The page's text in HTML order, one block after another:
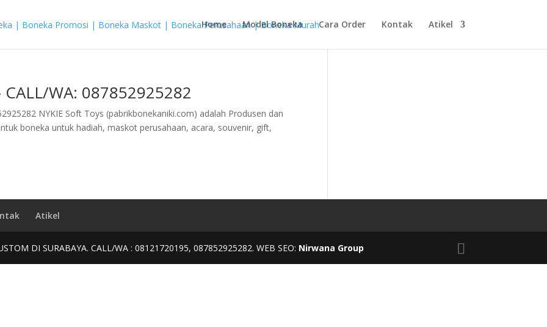
Home Model Boneka Cara Order Kontak Atikel
WA: 087852925282
NYKIE Soft Toys (pabrikbonekaniki.com) adalah Produsen dan
boneka untuk hadiah, maskot perusahaan, acara, souvenir, gift,
Atikel
DI SURABAYA. CALL/WA : 08121720195, 087852925282. WEB SEO: Nirwana Group